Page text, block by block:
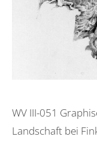
WV III-051
Landschaft bei